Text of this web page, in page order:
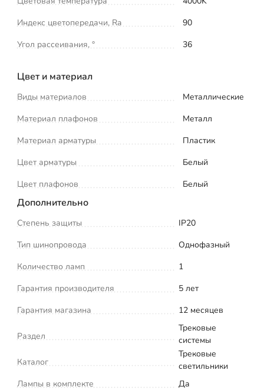
Индекс цветопередачи, Ra
90
Угол рассеивания, °
36
Цвет и материал
Виды материалов
Металлические
Материал плафонов
Металл
Материал арматуры
Пластик
Цвет арматуры
Белый
Цвет плафонов
Белый
Дополнительно
Степень защиты
IP20
Тип шинопровода
Однофазный
Количество ламп
1
Гарантия производителя
5 лет
Гарантия магазина
12 месяцев
Раздел
Трековые
системы
Каталог
Трековые
светильники
Лампы в комплекте
Да